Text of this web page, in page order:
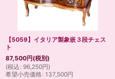
【5059】イタリア製象嵌３段チェス
ト
87,500円(税別)
(税込 : 96,250円)
希望小売価格: 137,500円